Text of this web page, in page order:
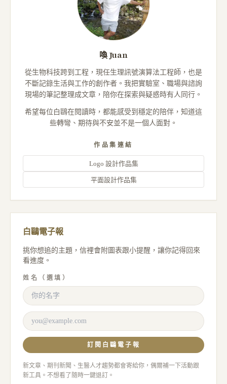
喚 Juan
從生物科技跨到工程，現任生理訊號演算法工程師，也是
不斷記錄生活與工作的創作者。我把實驗室、職場與諮詢
現場的筆記整理成文章，陪你在探索與疑惑時有人同行。
希望每位白鷗在閱讀時，都能感受到穩定的陪伴，知道這
些轉彎、期待與不安並不是一個人面對。
作品集連結
Logo 設計作品集
平面設計作品集
白鷗電子報
挑你想追的主題，信裡會附圖表跟小提醒，讓你記得回來
看進度。
姓名（選填）
訂閱白鷗電子報
新文章、期刊新聞、生醫人才趨勢都會寄給你，偶爾補一下活動跟
新工具。不想看了隨時一鍵退訂。